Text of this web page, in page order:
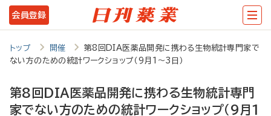
メ
イ
ン
テ
会員登録
トップ 開催
第8回DIA医薬品開発に携わる生物統計専門家で
ない方のための統計ワークショップ（9月1～3日）
第8回DIA医薬品開発に携わる生物統計専門
家でない方のための統計ワークショップ（9月1